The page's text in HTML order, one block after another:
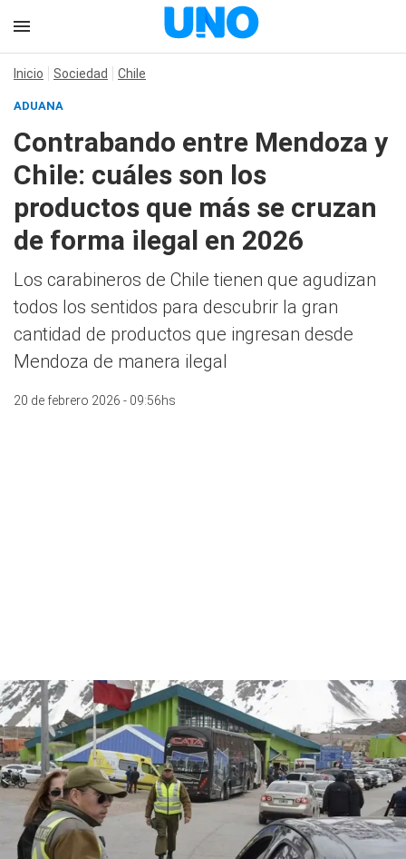
Inicio Sociedad Chile
ADUANA
Contrabando entre Mendoza y
Chile: cuáles son los
productos que más se cruzan
de forma ilegal en 2026
Los carabineros de Chile tienen que agudizan
todos los sentidos para descubrir la gran
cantidad de productos que ingresan desde
Mendoza de manera ilegal
20 de febrero 2026 - 09:56hs